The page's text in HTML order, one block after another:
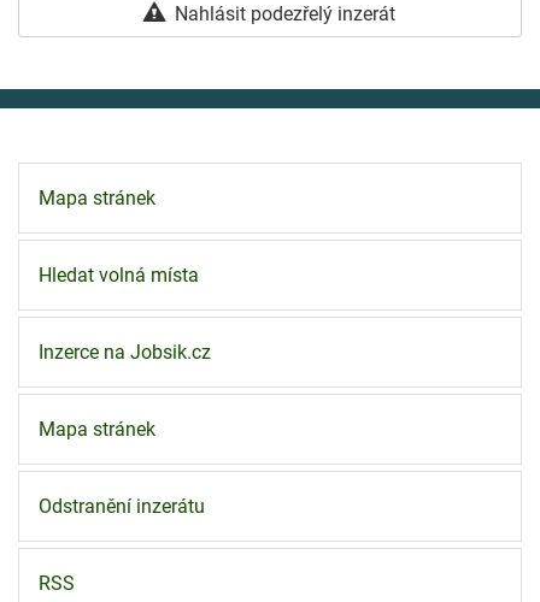
Nahlásit podezřelý inzerát
Mapa stránek
Hledat volná místa
Inzerce na Jobsik.cz
Mapa stránek
Odstranění inzerátu
RSS